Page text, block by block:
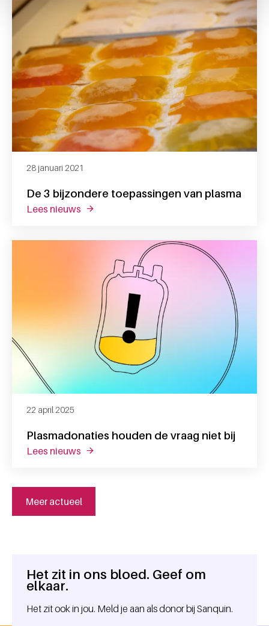
De 3 bijzondere toepassingen van plasma
28 januari 2021
lees nieuws over de 3 bijzondere toepassingen van
Plasmadonaties houden de vraag niet bij
22 april 2025
lees nieuws over plasmadonaties houden de vraag
Meer actueel
Algemene informatie
Het zit in ons bloed. Geef om
elkaar.
Het zit ook in jou. Meld je aan als donor bij Sanquin.